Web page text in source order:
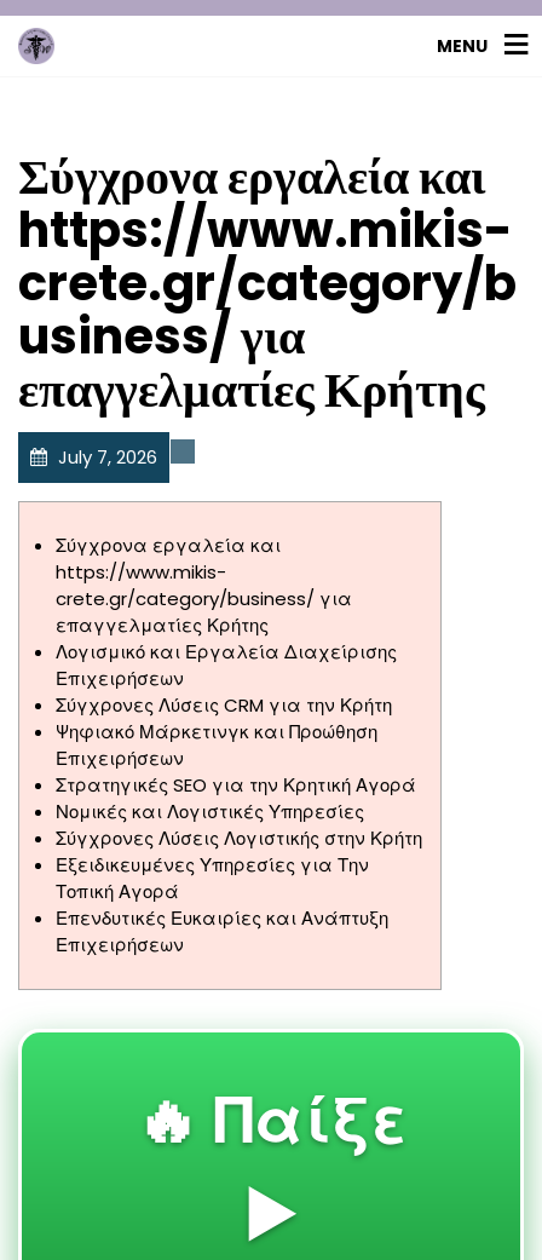
MENU
Σύγχρονα εργαλεία και
https://www.mikis-
crete.gr/category/b
usiness/ για
επαγγελματίες Κρήτης
July 7, 2026
Σύγχρονα εργαλεία και
https://www.mikis-
crete.gr/category/business/ για
επαγγελματίες Κρήτης
Λογισμικό και Εργαλεία Διαχείρισης
Επιχειρήσεων
Σύγχρονες Λύσεις CRM για την Κρήτη
Ψηφιακό Μάρκετινγκ και Προώθηση
Επιχειρήσεων
Στρατηγικές SEO για την Κρητική Αγορά
Νομικές και Λογιστικές Υπηρεσίες
Σύγχρονες Λύσεις Λογιστικής στην Κρήτη
Εξειδικευμένες Υπηρεσίες για Την
Τοπική Αγορά
Επενδυτικές Ευκαιρίες και Ανάπτυξη
Επιχειρήσεων
🔥 Παίξε
▶️